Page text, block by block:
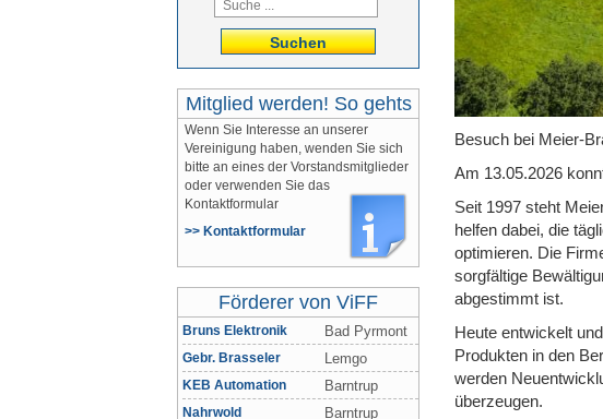
Besuch bei Meier-
Am 13.05.2026
Seit 1997 steht
helfen dabei, die
optimieren. Die
sorgfältige
abgestimmt ist.
Heute entwickelt
Produkten in den
werden
überzeugen.
Suchen
Mitglied werden! So gehts
Wenn Sie Interesse an unserer
Vereinigung haben, wenden Sie sich
bitte an eines der Vorstandsmitglieder
oder verwenden Sie das
Kontaktformular
>> Kontaktformular
Förderer von ViFF
Bruns Elektronik Bad Pyrmont
Gebr. Brasseler Lemgo
KEB Automation Barntrup
Nahrwold Barntrup